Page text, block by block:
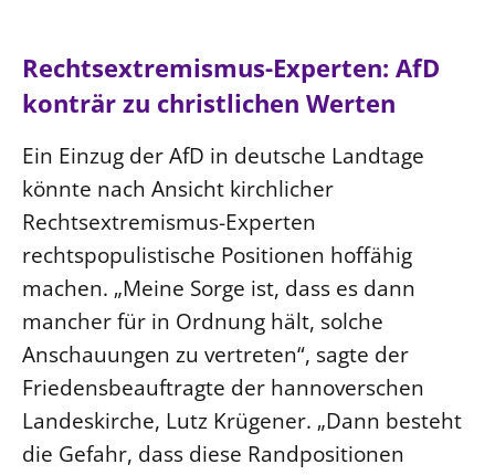
Rechtsextremismus-Experten: AfD
konträr zu christlichen Werten
Ein Einzug der AfD in deutsche Landtage
könnte nach Ansicht kirchlicher
Rechtsextremismus-Experten
rechtspopulistische Positionen hoffähig
machen. „Meine Sorge ist, dass es dann
mancher für in Ordnung hält, solche
Anschauungen zu vertreten“, sagte der
Friedensbeauftragte der hannoverschen
Landeskirche, Lutz Krügener. „Dann besteht
die Gefahr, dass diese Randpositionen